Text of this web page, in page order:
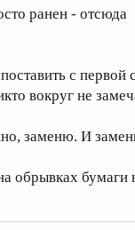
ранен - отсюда
с первой
вокруг не
заменю. И
обрывках бумаги